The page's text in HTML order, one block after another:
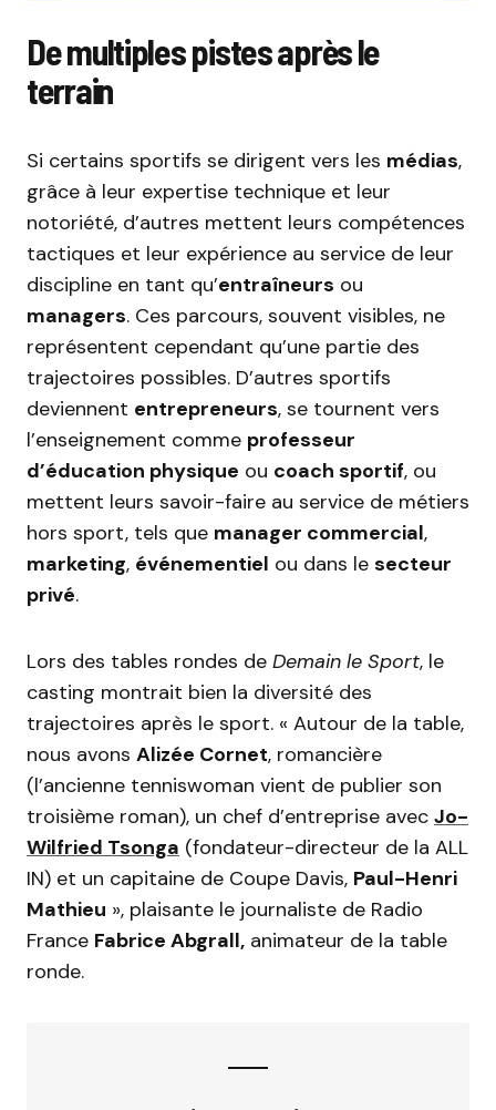
De multiples pistes après le
terrain
Si certains sportifs se dirigent vers les médias,
grâce à leur expertise technique et leur
notoriété, d’autres mettent leurs compétences
tactiques et leur expérience au service de leur
discipline en tant qu’entraîneurs ou
managers. Ces parcours, souvent visibles, ne
représentent cependant qu’une partie des
trajectoires possibles. D’autres sportifs
deviennent entrepreneurs, se tournent vers
l’enseignement comme professeur
d’éducation physique ou coach sportif, ou
mettent leurs savoir-faire au service de métiers
hors sport, tels que manager commercial,
marketing, événementiel ou dans le secteur
privé.
Lors des tables rondes de Demain le Sport, le
casting montrait bien la diversité des
trajectoires après le sport. « Autour de la table,
nous avons Alizée Cornet, romancière
(l’ancienne tenniswoman vient de publier son
troisième roman), un chef d’entreprise avec Jo-
Wilfried Tsonga (fondateur-directeur de la ALL
IN) et un capitaine de Coupe Davis, Paul-Henri
Mathieu », plaisante le journaliste de Radio
France Fabrice Abgrall, animateur de la table
ronde.